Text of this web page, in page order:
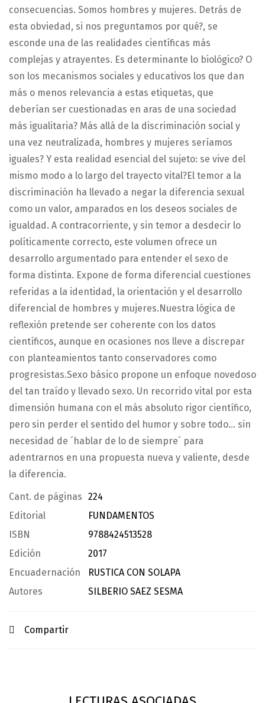
consecuencias. Somos hombres y mujeres. Detrás de
esta obviedad, si nos preguntamos por qué?, se
esconde una de las realidades científicas más
complejas y atrayentes. Es determinante lo biológico? O
son los mecanismos sociales y educativos los que dan
más o menos relevancia a estas etiquetas, que
deberían ser cuestionadas en aras de una sociedad
más igualitaria? Más allá de la discriminación social y
una vez neutralizada, hombres y mujeres seríamos
iguales? Y esta realidad esencial del sujeto: se vive del
mismo modo a lo largo del trayecto vital?El temor a la
discriminación ha llevado a negar la diferencia sexual
como un valor, amparados en los deseos sociales de
igualdad. A contracorriente, y sin temor a desdecir lo
políticamente correcto, este volumen ofrece un
desarrollo argumentado para entender el sexo de
forma distinta. Expone de forma diferencial cuestiones
referidas a la identidad, la orientación y el desarrollo
diferencial de hombres y mujeres.Nuestra lógica de
reflexión pretende ser coherente con los datos
científicos, aunque en ocasiones nos lleve a discrepar
con planteamientos tanto conservadores como
progresistas.Sexo básico propone un enfoque novedoso
del tan traído y llevado sexo. Un recorrido vital por esta
dimensión humana con el más absoluto rigor científico,
pero sin perder el sentido del humor y sobre todo… sin
necesidad de ´hablar de lo de siempre´ para
adentrarnos en una propuesta nueva y valiente, desde
la diferencia.
Cant. de páginas 224
Editorial
FUNDAMENTOS
ISBN
9788424513528
Edición
2017
Encuadernación
RUSTICA CON SOLAPA
Autores
SILBERIO SAEZ SESMA
Compartir